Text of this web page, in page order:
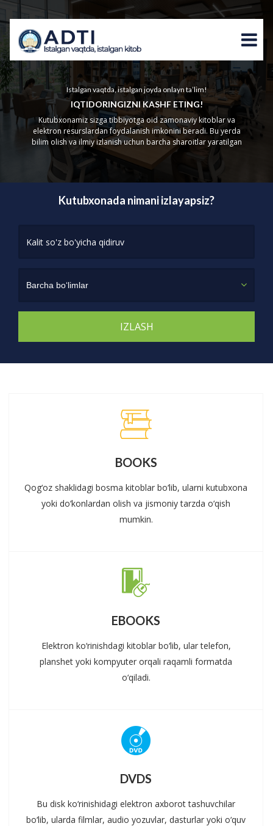
Istalgan vaqtda, istalgan joyda onlayn ta’lim!
IQTIDORINGIZNI KASHF ETING!
Kutubxonamiz sizga tibbiyotga oid zamonaviy kitoblar va
elektron resurslardan foydalanish imkonini beradi. Bu yerda
bilim olish va ilmiy izlanish uchun barcha sharoitlar yaratilgan
Kutubxonada nimani izlayapsiz?
Barcha bo‘limlar
BOOKS
Qog‘oz shaklidagi bosma kitoblar bo‘lib, ularni kutubxona
yoki do‘konlardan olish va jismoniy tarzda o‘qish
mumkin.
EBOOKS
Elektron ko‘rinishdagi kitoblar bo‘lib, ular telefon,
planshet yoki kompyuter orqali raqamli formatda
o‘qiladi.
DVDS
Bu disk ko‘rinishidagi elektron axborot tashuvchilar
bo‘lib, ularda filmlar, audio yozuvlar, dasturlar yoki o‘quv